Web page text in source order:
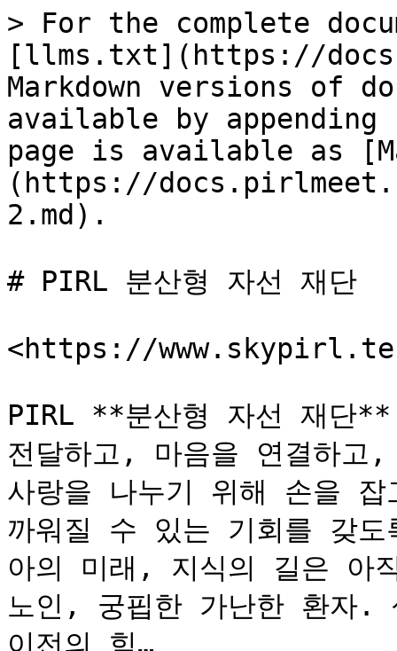
> For the complete
[llms.txt](https://
Markdown versions of
available by
page is available as
(https://
2.md).
# PIRL 분산형 자선 재단
<https://
PIRL **분산형 자선 재단**
전달하고, 마음을 연결하고
사랑을 나누기 위해 손을
까워질 수 있는 기회를 갖
아의 미래, 지식의 길은 아
노인, 궁핍한 가난한 환자.
이전의 힘…